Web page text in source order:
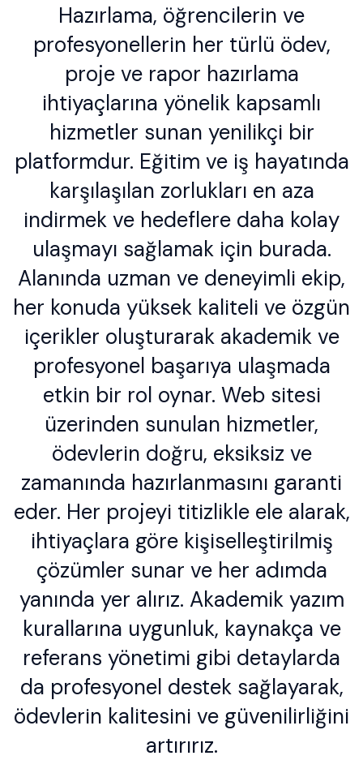
Hazırlama, öğrencilerin ve
profesyonellerin her türlü ödev,
proje ve rapor hazırlama
ihtiyaçlarına yönelik kapsamlı
hizmetler sunan yenilikçi bir
platformdur. Eğitim ve iş hayatında
karşılaşılan zorlukları en aza
indirmek ve hedeflere daha kolay
ulaşmayı sağlamak için burada.
Alanında uzman ve deneyimli ekip,
her konuda yüksek kaliteli ve özgün
içerikler oluşturarak akademik ve
profesyonel başarıya ulaşmada
etkin bir rol oynar. Web sitesi
üzerinden sunulan hizmetler,
ödevlerin doğru, eksiksiz ve
zamanında hazırlanmasını garanti
eder. Her projeyi titizlikle ele alarak,
ihtiyaçlara göre kişiselleştirilmiş
çözümler sunar ve her adımda
yanında yer alırız. Akademik yazım
kurallarına uygunluk, kaynakça ve
referans yönetimi gibi detaylarda
da profesyonel destek sağlayarak,
ödevlerin kalitesini ve güvenilirliğini
artırırız.